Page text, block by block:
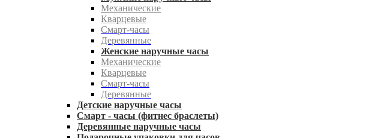
Механические
Кварцевые
Смарт-часы
Деревянные
Женские наручные часы
Механические
Кварцевые
Смарт-часы
Деревянные
Детские наручные часы
Смарт - часы (фитнес браслеты)
Деревянные наручные часы